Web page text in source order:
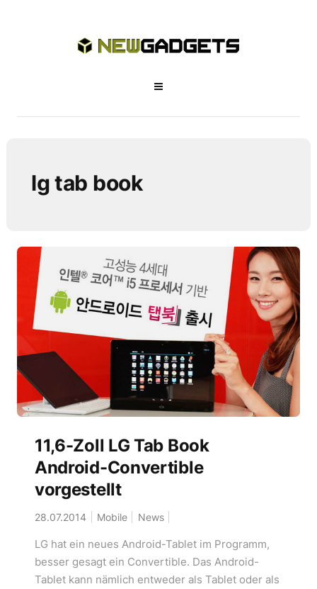
lg tab book
11,6-Zoll LG Tab Book
Android-Convertible
vorgestellt
28.07.2014 Mobile News
LG hat ein neues Android-Tablet im Programm,
besser gesagt ein Convertible. Das Android-
Tablet kann nämlich entweder als Tablet oder als